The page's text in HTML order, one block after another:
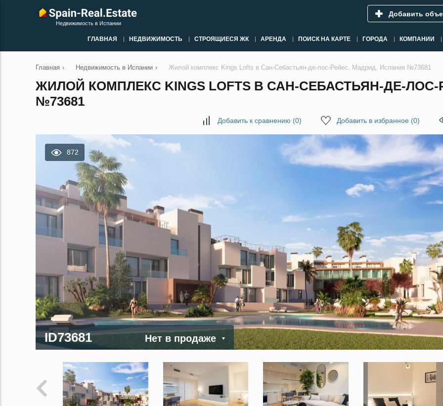
Недвижимость в Испании
Добавить
ГЛАВНАЯ НЕДВИЖИМОСТЬ СТРОЯЩИЕСЯ ЖК АРЕНДА ПОИСК НА КАРТЕ ГОРОДА КОМПАНИИ
Главная › Недвижимость в Испании › Жилой комплекс Kings Lofts в Сан-Себастьян-де-лос-Рейес, Мадрид, Испания №73681
ЖИЛОЙ КОМПЛЕКС KINGS LOFTS В САН-СЕБАСТЬЯН-ДЕ-
№73681
Добавить к сравнению (0) Добавить в избранное (0)
872
ID73681 Нет в продаже